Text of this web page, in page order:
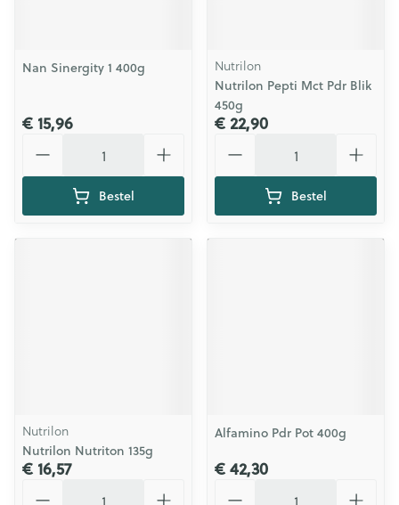
Nan Sinergity 1 400g
€ 15,96
Bestel
Nutrilon
Nutrilon Pepti Mct Pdr Blik
450g
€ 22,90
Bestel
Nutrilon
Nutrilon Nutriton 135g
€ 16,57
Alfamino Pdr Pot 400g
€ 42,30